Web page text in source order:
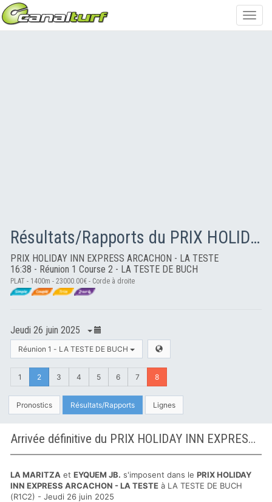
Résultats/Rapports du PRIX HOLIDAY INN EXPRESS ARCACHON - LA TESTE
PRIX HOLIDAY INN EXPRESS ARCACHON - LA TESTE
16:38 - Réunion 1 Course 2 - LA TESTE DE BUCH
PLAT - 1400m - 23000.00€ - Corde à droite
Jeudi 26 juin 2025
Réunion 1 - LA TESTE DE BUCH
1 2 3 4 5 6 7 8
Pronostics Résultats/Rapports Lignes
Arrivée définitive du PRIX HOLIDAY INN EXPRESS ARCACHON - LA TESTE à LA TESTE DE BUCH
LA MARITZA et EYQUEM JB. s'imposent dans le PRIX HOLIDAY
INN EXPRESS ARCACHON - LA TESTE à LA TESTE DE BUCH
(R1C2) - Jeudi 26 juin 2025